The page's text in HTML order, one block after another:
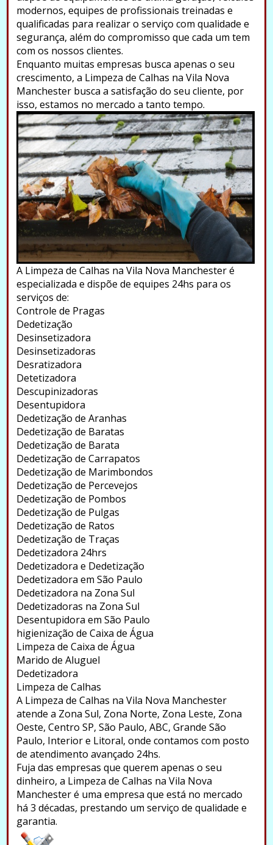
modernos, equipes de profissionais treinadas e
qualificadas para realizar o serviço com qualidade e
segurança, além do compromisso que cada um tem
com os nossos clientes.
Enquanto muitas empresas busca apenas o seu
crescimento, a Limpeza de Calhas na Vila Nova
Manchester busca a satisfação do seu cliente, por
isso, estamos no mercado a tanto tempo.
A Limpeza de Calhas na Vila Nova Manchester é
especializada e dispõe de equipes 24hs para os
serviços de:
Controle de Pragas
Dedetização
Desinsetizadora
Desinsetizadoras
Desratizadora
Detetizadora
Descupinizadoras
Desentupidora
Dedetização de Aranhas
Dedetização de Baratas
Dedetização de Barata
Dedetização de Carrapatos
Dedetização de Marimbondos
Dedetização de Percevejos
Dedetização de Pombos
Dedetização de Pulgas
Dedetização de Ratos
Dedetização de Traças
Dedetizadora 24hrs
Dedetizadora e Dedetização
Dedetizadora em São Paulo
Dedetizadora na Zona Sul
Dedetizadoras na Zona Sul
Desentupidora em São Paulo
higienização de Caixa de Água
Limpeza de Caixa de Água
Marido de Aluguel
Dedetizadora
Limpeza de Calhas
A Limpeza de Calhas na Vila Nova Manchester
atende a Zona Sul, Zona Norte, Zona Leste, Zona
Oeste, Centro SP, São Paulo, ABC, Grande São
Paulo, Interior e Litoral, onde contamos com posto
de atendimento avançado 24hs.
Fuja das empresas que querem apenas o seu
dinheiro, a Limpeza de Calhas na Vila Nova
Manchester é uma empresa que está no mercado
há 3 décadas, prestando um serviço de qualidade e
garantia.